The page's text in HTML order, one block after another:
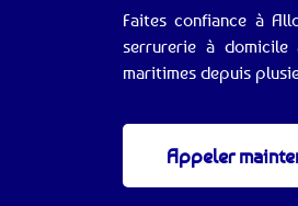
Faites confiance à
serrurerie à
maritimes depuis
Appeler